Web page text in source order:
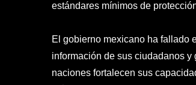
estándares mínimos de
El gobierno mexicano ha fallado
información de sus ciudadanos
naciones fortalecen sus